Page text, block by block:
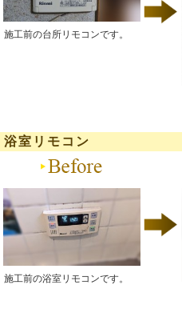
施工前の台所リモコンです。
浴室リモコン
施工前の浴室リモコンです。